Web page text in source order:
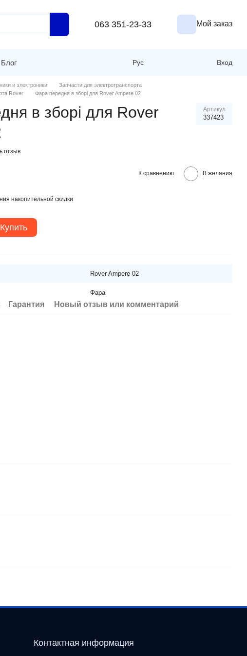
063 351-23-33 Мой заказ
Блог Рус Вход
и электроники
Запчасти для электротранспорта
Rover
Фара передня в зборі для Rover Ampere 02
в зборі для Rover
Артикул
337423
отзыв
К сравнению В желания
накопительной скидки
Купить
Rover Ampere 02
Фара
Гарантия Новый отзыв или комментарий
Контактная информация